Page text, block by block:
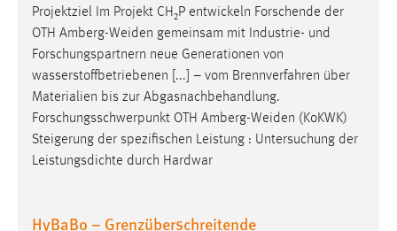
Projektziel Im Projekt CH₂P entwickeln Forschende der
OTH Amberg-Weiden gemeinsam mit Industrie- und
Forschungspartnern neue Generationen von
wasserstoffbetriebenen [...] – vom Brennverfahren über
Materialien bis zur Abgasnachbehandlung.
Forschungsschwerpunkt OTH Amberg-Weiden (KoKWK)
Steigerung der spezifischen Leistung : Untersuchung der
Leistungsdichte durch Hardwar
HyBaBo – Grenzüberschreitende